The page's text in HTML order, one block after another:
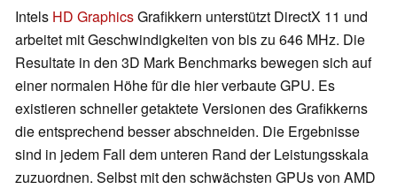
Intels HD GraphicsGrafikkern unterstützt DirectX 11 und
arbeitet mit Geschwindigkeiten von bis zu 646 MHz. Die
Resultate in den 3D Mark Benchmarks bewegen sich auf
einer normalen Höhe für die hier verbaute GPU. Es
existieren schneller getaktete Versionen des Grafikkerns
die entsprechend besser abschneiden. Die Ergebnisse
sind in jedem Fall dem unteren Rand der Leistungsskala
zuzuordnen. Selbst mit den schwächsten GPUs von AMD